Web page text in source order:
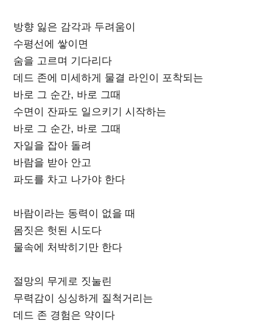
방향 잃은 감각과 두려움이
수평선에 쌓이면
숨을 고르며 기다리다
데드 존에 미세하게 물결 라인이 포착되는
바로 그 순간, 바로 그때
수면이 잔파도 일으키기 시작하는
바로 그 순간, 바로 그때
자일을 잡아 돌려
바람을 받아 안고
파도를 차고 나가야 한다
바람이라는 동력이 없을 때
몸짓은 헛된 시도다
물속에 처박히기만 한다
절망의 무게로 짓눌린
무력감이 싱싱하게 질척거리는
데드 존 경험은 약이다